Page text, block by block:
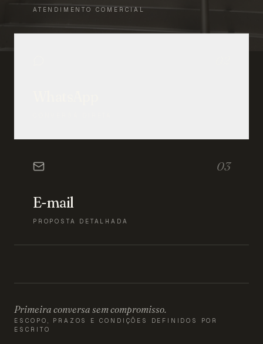
ATENDIMENTO COMERCIAL
03
E-mail
PROPOSTA DETALHADA
Primeira conversa sem compromisso.
ESCOPO, PRAZOS E CONDIÇÕES DEFINIDOS POR
ESCRITO